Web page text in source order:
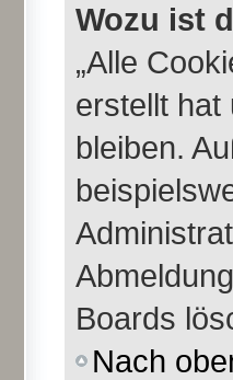
Wozu ist
„Alle
erstellt hat
bleiben.
Boards
Nach